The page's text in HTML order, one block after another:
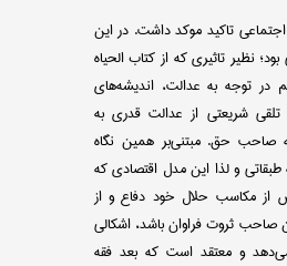
تاکید موکد داشت. در این
نظیر تاثیری که از کتاب الحیاه
توجه به عدالت، اندیشه‌های
تلقی شریعتی از عدالت قدری به
صاحب حق. مبتنی‌بر همین نگاه
و لذا این مدل اقتصادی که
مکاسب حلال خود دفاع و از
صاحب ثروت فراوان باشد، اشکالی
می‌دهد و معتقد است که بعد فقه